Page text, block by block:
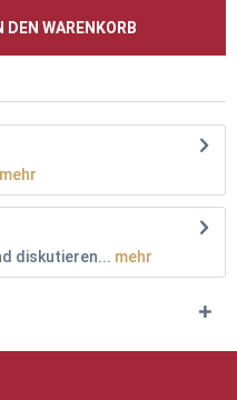
DEN WARENKORB
mehr
diskutieren... mehr